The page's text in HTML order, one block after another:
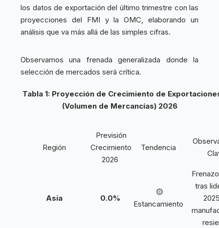
los datos de exportación del último trimestre con las
proyecciones del FMI y la OMC, elaborando un
análisis que va más allá de las simples cifras.
Observamos una frenada generalizada donde la
selección de mercados será crítica.
Tabla 1: Proyección de Crecimiento de
(Volumen de Mercancías) 2026
Región
Previsión
Crecimiento
2026
Tendencia
Asia 0.0%
🟡
Estancamiento
tras